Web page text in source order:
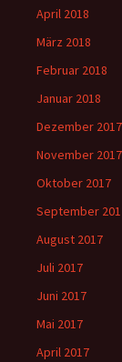
April 2018
März 2018
Februar 2018
Januar 2018
Dezember 2017
November 2017
Oktober 2017
September
August 2017
Juli 2017
Juni 2017
Mai 2017
April 2017